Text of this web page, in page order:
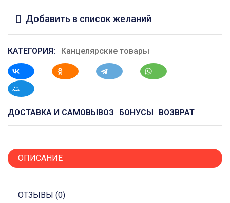
Добавить в список желаний
КАТЕГОРИЯ: Канцелярские товары
ДОСТАВКА И САМОВЫВОЗ БОНУСЫ ВОЗВРАТ
ОПИСАНИЕ
ОТЗЫВЫ (0)